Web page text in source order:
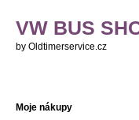
VW BUS
by Oldtimerservice.cz
Moje nákupy